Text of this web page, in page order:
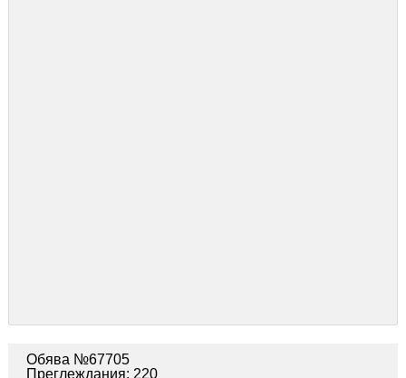
Обява №67705
Преглеждания: 220